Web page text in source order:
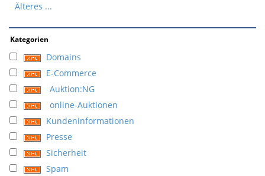
Älteres ...
Kategorien
Domains
E-Commerce
Auktion:NG
online-Auktionen
Kundeninformationen
Presse
Sicherheit
Spam